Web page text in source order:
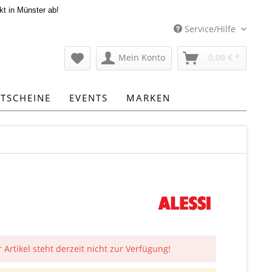
in Münster ab!
Service/Hilfe
Mein Konto 0,00 € *
EVENTS MARKEN
Artikel steht derzeit nicht zur Verfügung!